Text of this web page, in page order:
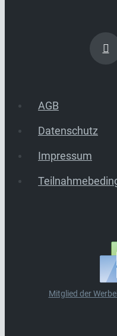
AGB
Datenschutz
Impressum
Mitglied der